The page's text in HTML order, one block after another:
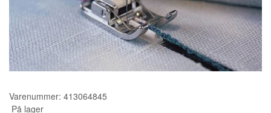
SYTILBEHØR
KURSER
SCANNCUT
Varenummer: 413064845
På lager